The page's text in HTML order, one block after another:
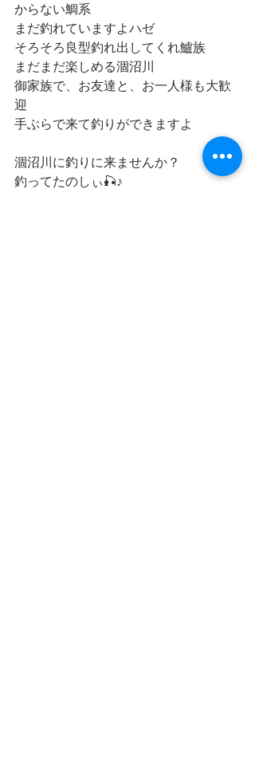
からない鯛系
まだ釣れていますよハゼ
そろそろ良型釣れ出してくれ鱸族
まだまだ楽しめる涸沼川
御家族で、お友達と、お一人様も大歓
迎
手ぶらで来て釣りができますよ
涸沼川に釣りに来ませんか？
釣ってたのしぃ🎣♪